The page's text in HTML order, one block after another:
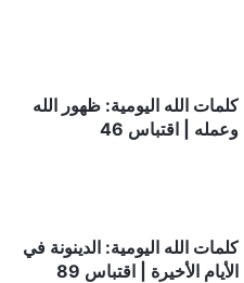
كلمات الله اليومية: ظهور الله
وعمله | اقتباس 46
كلمات الله اليومية: الدينونة في
الأيام الأخيرة | اقتباس 89